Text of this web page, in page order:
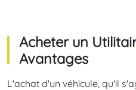
Acheter un
Avantages
L'achat d'un véhicule, qu'il